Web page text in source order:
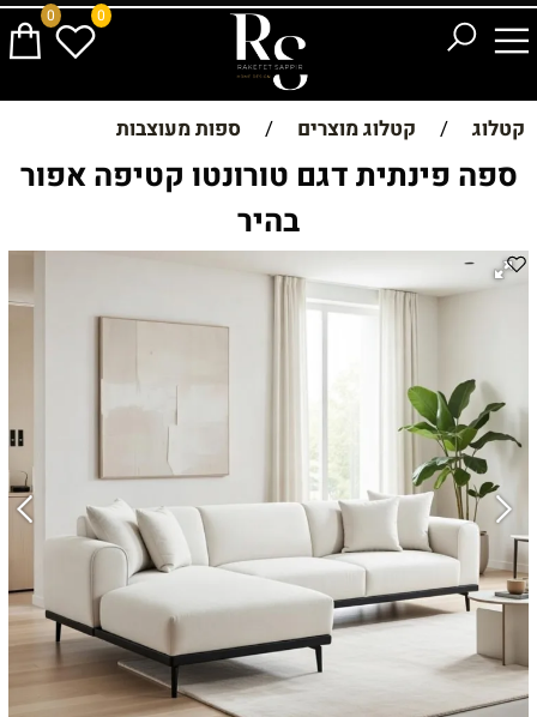
0 0
קטלוג / קטלוג מוצרים / ספות מעוצבות
ספה פינתית דגם טורונטו קטיפה אפור
בהיר